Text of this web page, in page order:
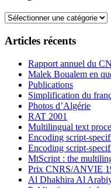
Catégories
Articles récents
Rapport annuel du
Malek Boualem en
Publications
Simplification du
Photos d’Algérie
RAT 2001
Multilingual text
Encoding script-
Encoding script-
MtScript : the
Prix CNRS/ANVIE
Al Dhakhira Al